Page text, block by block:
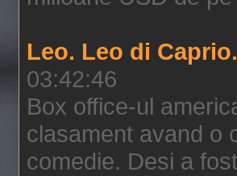
Leo. Leo di
03:42:46
Box office-ul
clasament avand o
comedie. Desi a